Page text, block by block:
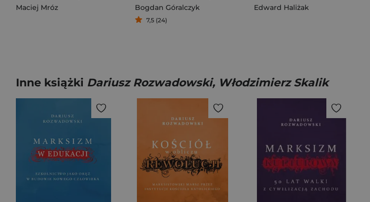
Maciej Mróz Bogdan Góralczyk
7,5 (24)
Edward Haliżak
Inne książki Dariusz Rozwadowski, Włodzimierz Skalik